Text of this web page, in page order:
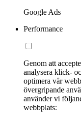
Google Ads
Performance
Genom att
analysera klick-
optimera vår
övergripande
använder vi
webbplats: